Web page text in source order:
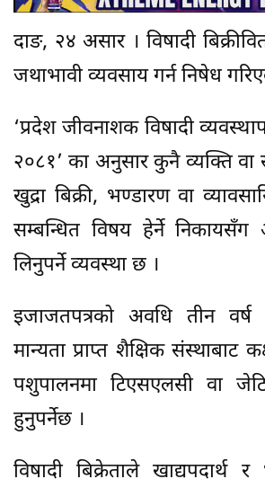
दाङ, २४ असार । विषादी
जथाभावी व्यवसाय गर्न निषेध
‘प्रदेश जीवनाशक विषादी
२०८१’ का अनुसार कुनै व्यक्ति वा
खुद्रा बिक्री, भण्डारण वा
सम्बन्धित विषय हेर्ने निकायसँग
लिनुपर्ने व्यवस्था छ ।
इजाजतपत्रको अवधि तीन
मान्यता प्राप्त शैक्षिक संस्थाबाट
पशुपालनमा टिएसएलसी वा
हुनुपर्नेछ ।
विषादी बिक्रेताले खाद्यपदार्थ